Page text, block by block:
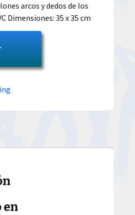
arcos y dedos de los
Dimensiones: 35 x 35 cm
en